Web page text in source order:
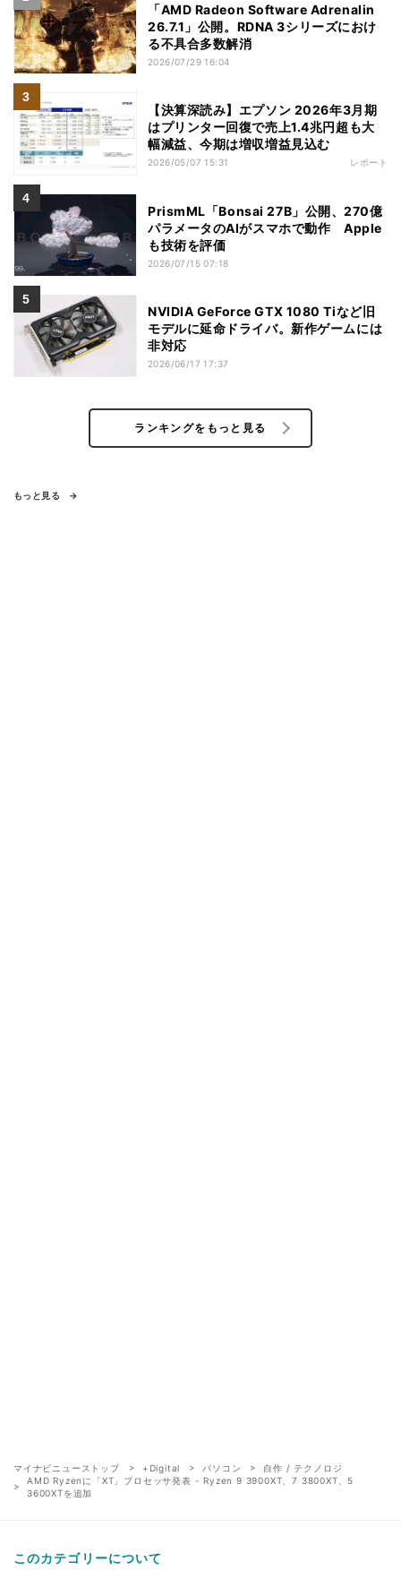
「AMD Radeon Software Adrenalin
26.7.1」公開。RDNA 3シリーズにおけ
る不具合多数解消
2026/07/29 16:04
【決算深読み】エプソン 2026年3月期
はプリンター回復で売上1.4兆円超も大
幅減益、今期は増収増益見込む
2026/05/07 15:31 レポート
PrismML「Bonsai 27B」公開、270億
パラメータのAIがスマホで動作 Apple
も技術を評価
2026/07/15 07:18
NVIDIA GeForce GTX 1080 Tiなど旧
モデルに延命ドライバ。新作ゲームには
非対応
2026/06/17 17:37
ランキングをもっと見る
もっと見る
マイナビニューストップ +Digital パソコン
自作 / テクノロジ
AMD Ryzenに「XT」プロセッサ発表 - Ryzen 9 3900XT、7 3800XT、5
3600XTを追加
このカテゴリーについて